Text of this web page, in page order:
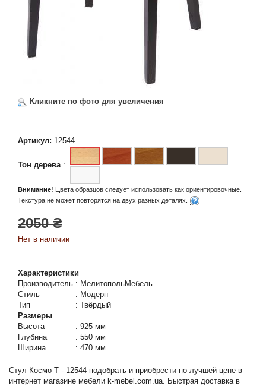
Кликните по фото для увеличения
Артикул: 12544
Тон дерева:
Внимание! Цвета образцов следует использовать как ориентировочные.
Текстура не может повторятся на двух разных деталях.
2050 ₴
Нет в наличии
Характеристики
Производитель : МелитопольМебель
Стиль
: Модерн
Тип
: Твёрдый
Размеры
Высота
: 925 мм
Глубина
: 550 мм
Ширина
: 470 мм
Стул Космо Т - 12544 подобрать и приобрести по лучшей цене в
интернет магазине мебели k-mebel.com.ua. Быстрая доставка в